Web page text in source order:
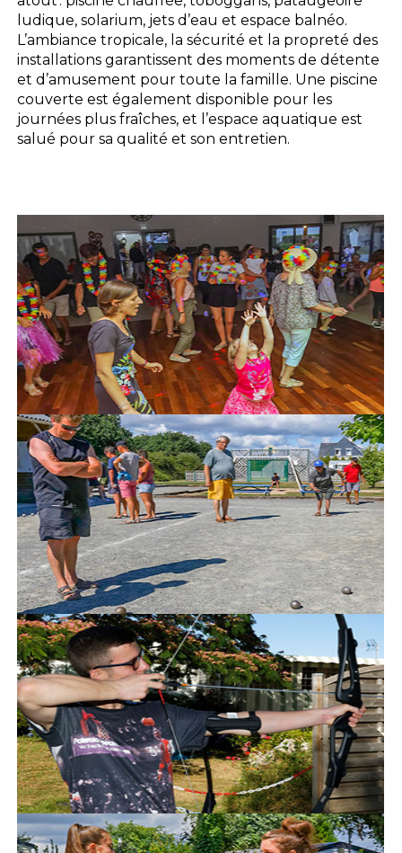
ludique, solarium, jets d’eau et espace balnéo.
L’ambiance tropicale, la sécurité et la propreté des
installations garantissent des moments de détente
et d’amusement pour toute la famille. Une piscine
couverte est également disponible pour les
journées plus fraîches, et l’espace aquatique est
salué pour sa qualité et son entretien.